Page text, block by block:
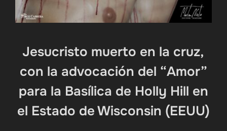
Jesucristo muerto en la cruz,
con la advocación del “Amor”
para la Basílica de Holly Hill en
el Estado de Wisconsin (EEUU)